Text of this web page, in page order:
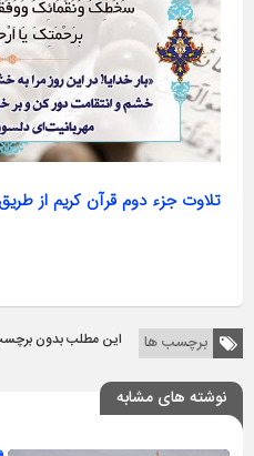
تلاوت جزء دوم قرآن کریم از
برچسب ها این مطلب بدون
نوشته های مشابه